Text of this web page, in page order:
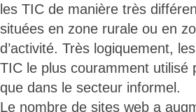
les TIC de manière très
situées en zone rurale ou en
d’activité. Très logiquement,
TIC le plus couramment
que dans le secteur informel.
Le nombre de sites web a